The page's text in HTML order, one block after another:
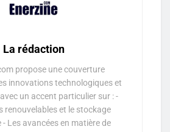
La rédaction
propose une couverture
innovations technologiques et
un accent particulier sur : -
renouvelables et le stockage
Les avancées en matière de